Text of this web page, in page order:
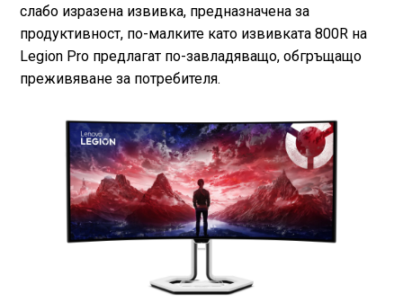
слабо изразена извивка, предназначена за
продуктивност, по-малките като извивката 800R на
Legion Pro предлагат по-завладяващо, обгръщащо
преживяване за потребителя.